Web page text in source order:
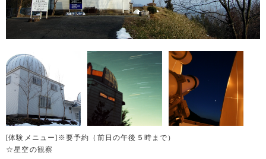
[体験メニュー]※要予約（前日の午後５時まで）
☆星空の観察